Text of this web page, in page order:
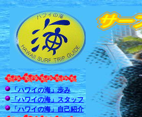
「ハワイの海」歩み
「ハワイの海」スタッフ
「ハワイの海」自己紹介